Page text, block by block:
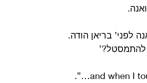
לפני’ בריאן הודה.
להתמסטל?’